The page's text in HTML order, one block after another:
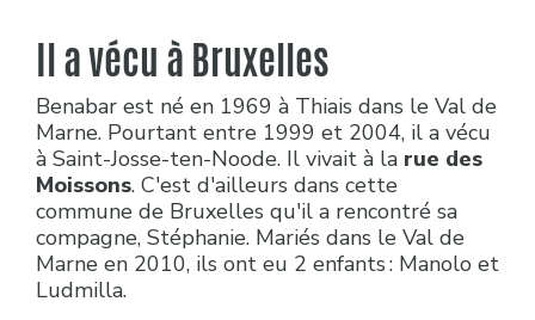
Il a vécu à Bruxelles
Benabar est né en 1969 à Thiais dans le Val de
Marne. Pourtant entre 1999 et 2004, il a vécu
à Saint-Josse-ten-Noode. Il vivait à la rue des
Moissons. C'est d'ailleurs dans cette
commune de Bruxelles qu'il a rencontré sa
compagne, Stéphanie. Mariés dans le Val de
Marne en 2010, ils ont eu 2 enfants : Manolo et
Ludmilla.